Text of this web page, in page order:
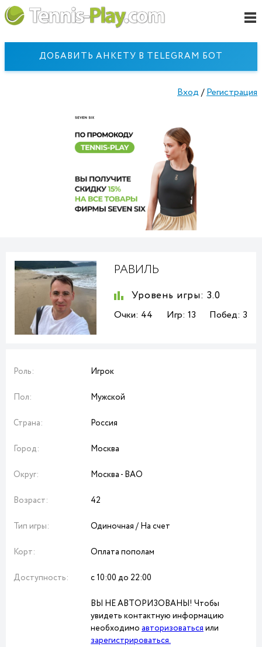
ДОБАВИТЬ АНКЕТУ В TELEGRAM БОТ
Вход /Регистрация
РАВИЛЬ
Уровень игры: 3.0
Очки: 44 Игр: 13 Побед: 3
Роль: Игрок
Пол: Мужской
Страна: Россия
Город: Москва
Округ: Москва - ВАО
Возраст: 42
Тип игры: Одиночная / На счет
Корт: Оплата пополам
Доступность: с 10:00 до 22:00
ВЫ НЕ АВТОРИЗОВАНЫ! Чтобы
увидеть контактную информацию
необходимо авторизоваться или
зарегистрироваться.